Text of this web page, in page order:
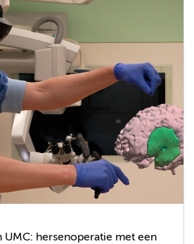
UMC: hersenoperatie met een